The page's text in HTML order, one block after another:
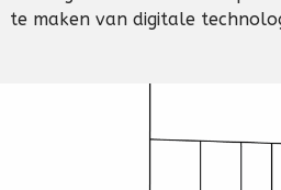
te maken van digitale